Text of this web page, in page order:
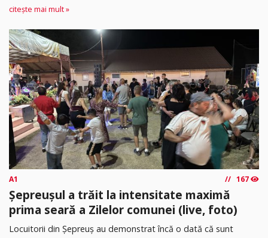
citește mai mult »
A1 167
Șepreușul a trăit la intensitate maximă
prima seară a Zilelor comunei (live, foto)
Locuitorii din Șepreuș au demonstrat încă o dată că sunt